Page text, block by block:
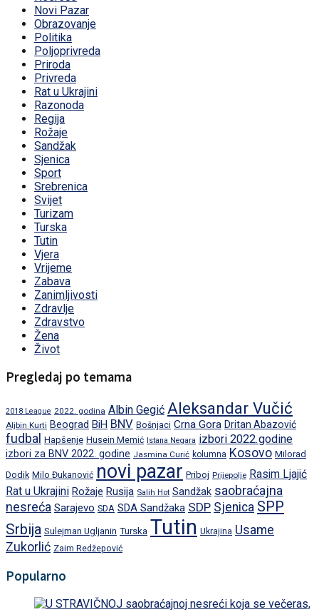
Novi Pazar
Obrazovanje
Politika
Poljoprivreda
Priroda
Privreda
Rat u Ukrajini
Razonoda
Regija
Rožaje
Sandžak
Sjenica
Sport
Srebrenica
Svijet
Turizam
Turska
Tutin
Vjera
Vrijeme
Zabava
Zanimljivosti
Zdravlje
Zdravstvo
Žena
Život
Pregledaj po temama
2018 League 2022. godina Albin Gegić Aleksandar Vučić
Aljbin Kurti Beograd BiH BNV Bošnjaci Crna Gora Dritan Abazović
fudbal Hapšenje Husein Memić Istana Negara izbori 2022.godine
izbori za BNV 2022. godine Jasmina Curić kolumna Kosovo Milorad
Dodik Milo Đukanović novi pazar Priboj Prijepolje Rasim Ljajić
Rat u Ukrajini Rožaje Rusija Salih Hot Sandžak saobraćajna
nesreća Sarajevo SDA SDA Sandžaka SDP Sjenica SPP
Srbija Sulejman Ugljanin Turska Tutin Ukrajina Usame
Zukorlić Zaim Redžepović
Popularno